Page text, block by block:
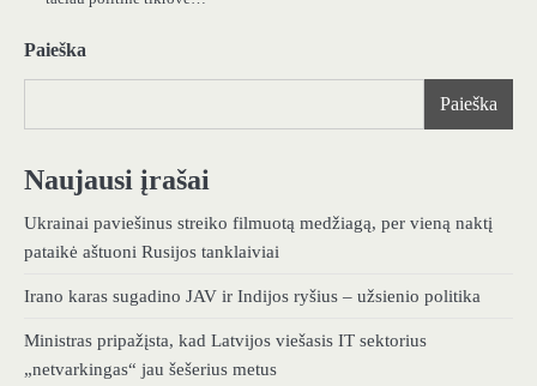
Paieška
Paieška
Naujausi įrašai
Ukrainai paviešinus streiko filmuotą medžiagą, per vieną naktį
pataikė aštuoni Rusijos tanklaiviai
Irano karas sugadino JAV ir Indijos ryšius – užsienio politika
Ministras pripažįsta, kad Latvijos viešasis IT sektorius
„netvarkingas“ jau šešerius metus